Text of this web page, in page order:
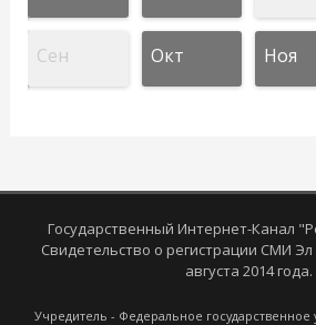
Сен Окт Ноя
Государственный Интернет-Канал
Свидетельство о регистрации СМИ
августа 2014 года.
Учредитель - Федеральное государственное